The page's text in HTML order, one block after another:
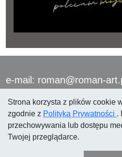
e-mail: roman@roman-
© 2021 Roman Przewoźnik
Strona korzysta z plików cookie
zgodnie z Polityką Prywatności .
przechowywania lub dostępu
Twojej przeglądarce.